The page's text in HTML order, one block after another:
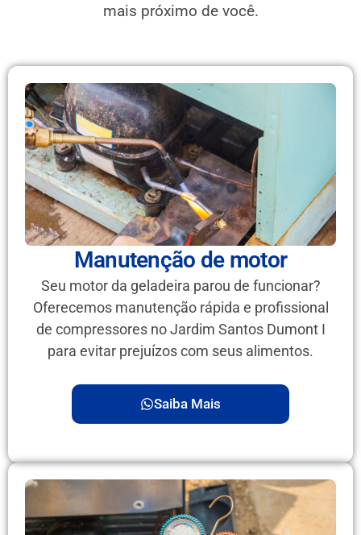
mais próximo de você.
Manutenção de motor
Seu motor da geladeira parou de funcionar?
Oferecemos manutenção rápida e profissional
de compressores no Jardim Santos Dumont I
para evitar prejuízos com seus alimentos.
Saiba Mais